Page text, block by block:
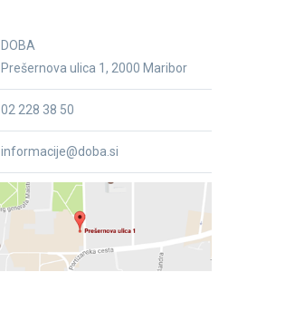
DOBA
Prešernova ulica 1, 2000 Maribor
02 228 38 50
informacije@doba.si